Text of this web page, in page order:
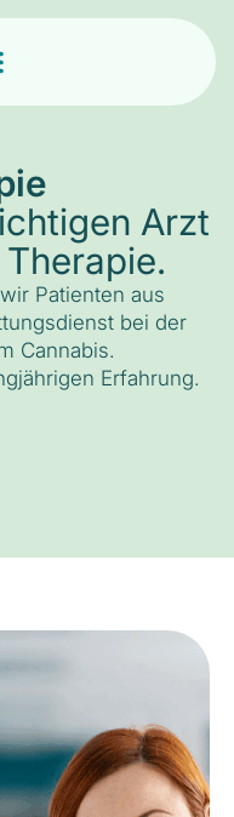
Arzt
Patienten aus
bei der
Cannabis.
Erfahrung.